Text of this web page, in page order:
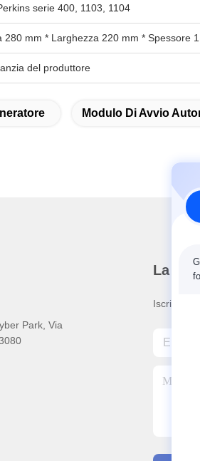
serie 400, 1103, 1104
280 mm * Larghezza 220 mm * Spessore
del produttore
Modulo Di Avvio
Park, Via
La
Iscriviti